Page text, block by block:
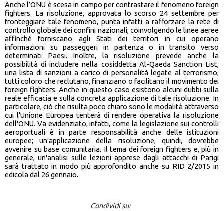
Anche l’ONU è scesa in campo per contrastare il fenomeno foreign
fighters. La risoluzione, approvata lo scorso 24 settembre per
fronteggiare tale fenomeno, punta infatti a rafforzare la rete di
controllo globale dei confini nazionali, coinvolgendo le linee aeree
affinché forniscano agli Stati dei territori in cui operano
informazioni su passeggeri in partenza o in transito verso
determinati Paesi. Inoltre, la risoluzione prevede anche la
possibilità di includere nella cosiddetta Al-Qaeda Sanction List,
una lista di sanzioni a carico di personalità legate al terrorismo,
tutti coloro che reclutano, finanziano o facilitano il movimento dei
foreign fighters. Anche in questo caso esistono alcuni dubbi sulla
reale efficacia e sulla concreta applicazione di tale risoluzione. In
particolare, ciò che risulta poco chiaro sono le modalità attraverso
cui l’Unione Europea tenterà di rendere operativa la risoluzione
dell'ONU. Va evidenziato, infatti, come la legislazione sui controlli
aeroportuali è in parte responsabilità anche delle istituzioni
europee; un’applicazione della risoluzione, quindi, dovrebbe
avvenire su base comunitaria. Il tema dei foreign fighters e, più in
generale, un'analisi sulle lezioni apprese dagli attacchi di Parigi
sarà trattato in modo più approfondito anche su RID 2/2015 in
edicola dal 26 gennaio.
Condividi su: